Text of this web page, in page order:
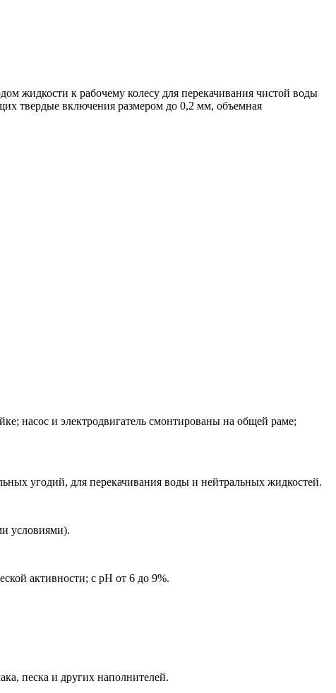
жидкости к рабочему колесу для перекачивания чистой воды
твердые включения размером до 0,2 мм, объемная
насос и электродвигатель смонтированы на общей раме;
угодий, для перекачивания воды и нейтральных жидкостей.
условиями).
активности; с рН от 6 до 9%.
песка и других наполнителей.